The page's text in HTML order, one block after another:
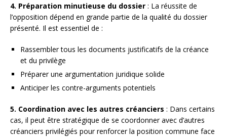
4. Préparation minutieuse du dossier : La réussite de
l’opposition dépend en grande partie de la qualité du dossier
présenté. Il est essentiel de :
Rassembler tous les documents justificatifs de la créance
et du privilège
Préparer une argumentation juridique solide
Anticiper les contre-arguments potentiels
5. Coordination avec les autres créanciers : Dans certains
cas, il peut être stratégique de se coordonner avec d’autres
créanciers privilégiés pour renforcer la position commune face